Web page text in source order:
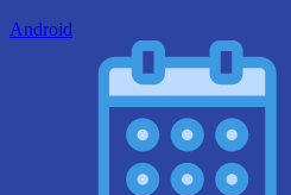
Android